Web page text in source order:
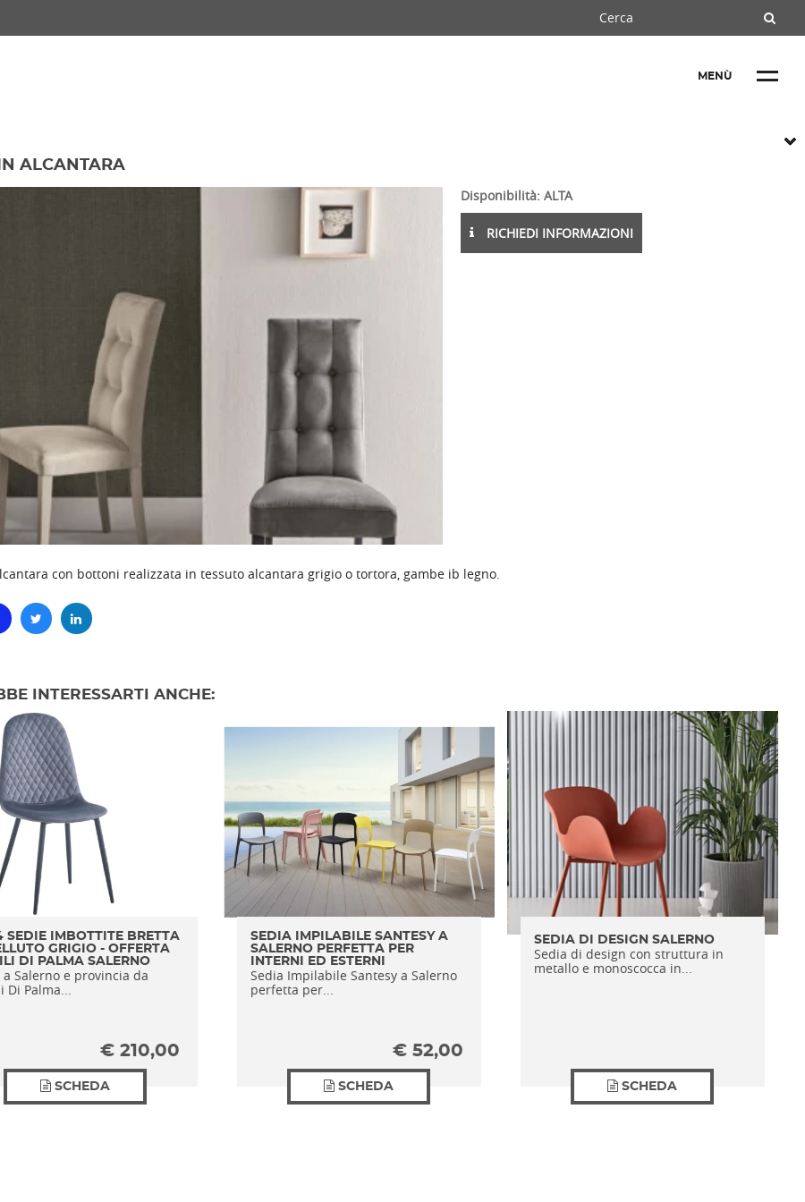
MENÙ
ALCANTARA
Disponibilità: ALTA
RICHIEDI INFORMAZIONI
con bottoni realizzata in tessuto alcantara grigio o tortora, gambe ib legno.
INTERESSARTI ANCHE:
SEDIE IMBOTTITE BRETTA
GRIGIO - OFFERTA
DI PALMA SALERNO
a Salerno e provincia da
Di Palma...
€ 210,00
SCHEDA
SEDIA IMPILABILE SANTESY A
SALERNO PERFETTA PER
INTERNI ED ESTERNI
Sedia Impilabile Santesy a Salerno
perfetta per...
€ 52,00
SCHEDA
SEDIA DI DESIGN SALERNO
Sedia di design con struttura in
metallo e monoscocca in...
SCHEDA